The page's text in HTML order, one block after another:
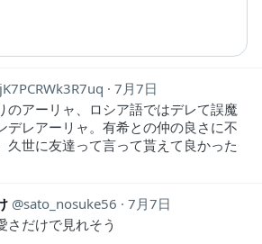
7月7日
のアーリャ、ロシア語ではデレて誤魔
デレアーリャ。有希との仲の良さに不
久世に友達って言って貰えて良かった
sato_nosuke56
7月7日
さだけで見れそう